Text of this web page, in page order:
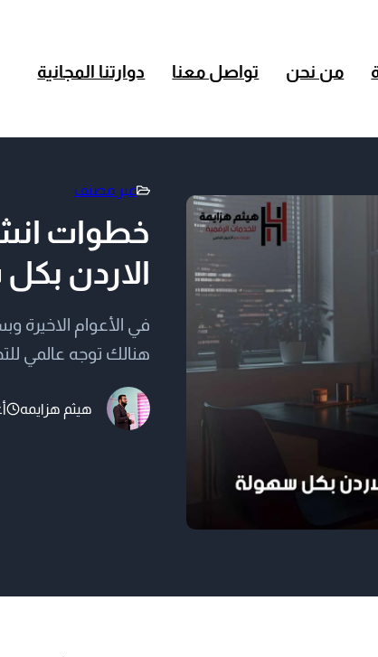
من نحن تواصل معنا دوارتنا المجانية
غير مصنف
خطوات
الاردن
في الأعوام الاخيرة
هنالك توجه عالمي
الأعمال والمشاريع
اصبح هنالك حاجة
هيثم هزايمه